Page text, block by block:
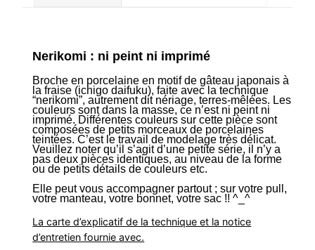
Nerikomi : ni peint ni imprimé
Broche en porcelaine en motif de gâteau japonais à
la fraise (ichigo daifuku), faite avec la technique
“nerikomi”, autrement dit nériage, terres-mêlées. Les
couleurs sont dans la masse, ce n’est ni peint ni
imprimé. Différentes couleurs sur cette pièce sont
composées de petits morceaux de porcelaines
teintées. C’est le travail de modelage très délicat.
Veuillez noter qu’il s’agit d’une petite série, il n’y a
pas deux pièces identiques, au niveau de la forme
ou de petits détails de couleurs etc.
Elle peut vous accompagner partout ; sur votre pull,
votre manteau, votre bonnet, votre sac !! ^_^
La carte d’explicatif de la technique et la notice
d’entretien fournie avec.